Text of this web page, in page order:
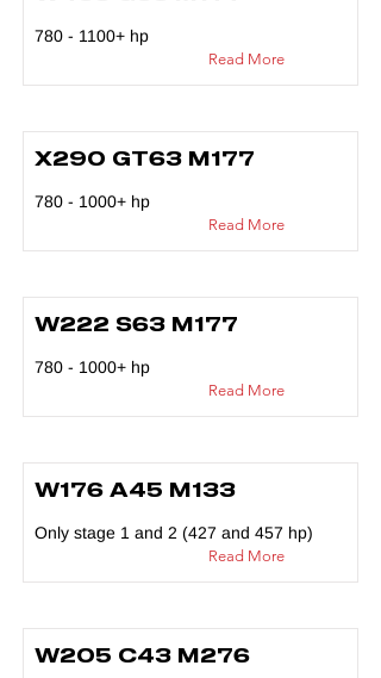
780 - 1100+ hp
Read More
X290 GT63 M177
780 - 1000+ hp
Read More
W222 S63 M177
780 - 1000+ hp
Read More
W176 A45 M133
Only stage 1 and 2 (427 and 457 hp)
Read More
W205 C43 M276